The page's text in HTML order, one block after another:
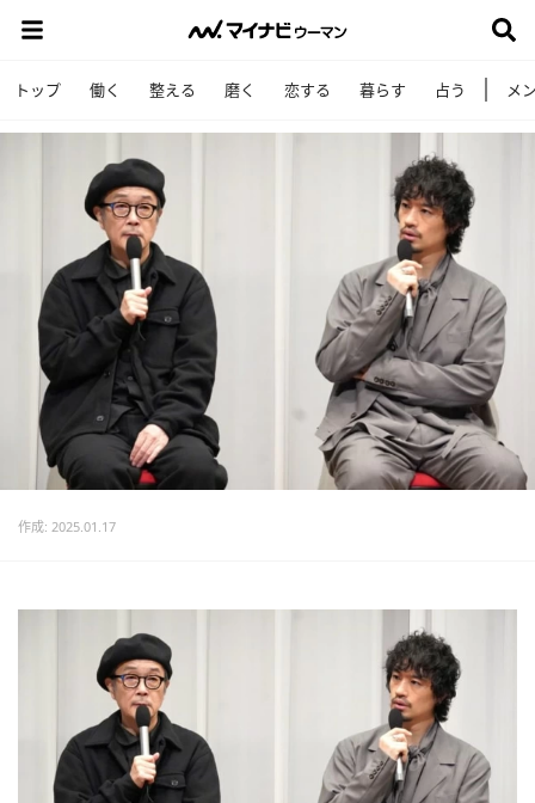
トップ 働く 整える 磨く 恋する 暮らす 占う メ
作成: 2025.01.17